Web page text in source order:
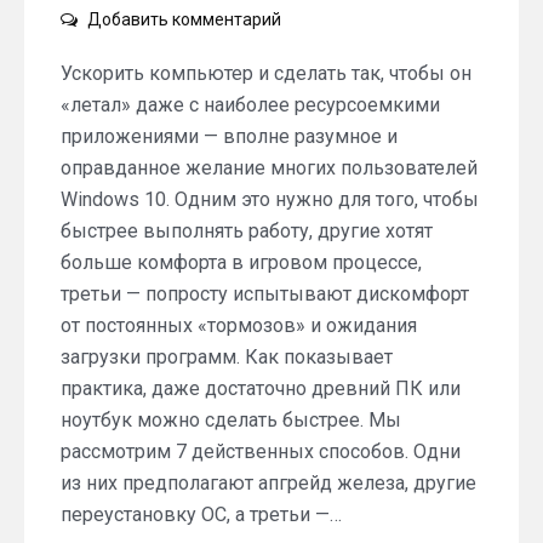
Добавить комментарий
способов
работу
компьютера
Ускорить компьютер и сделать так, чтобы он
«летал» даже с наиболее ресурсоемкими
приложениями — вполне разумное и
оправданное желание многих пользователей
Windows 10. Одним это нужно для того, чтобы
быстрее выполнять работу, другие хотят
больше комфорта в игровом процессе,
третьи — попросту испытывают дискомфорт
от постоянных «тормозов» и ожидания
загрузки программ. Как показывает
практика, даже достаточно древний ПК или
ноутбук можно сделать быстрее. Мы
рассмотрим 7 действенных способов. Одни
из них предполагают апгрейд железа, другие
переустановку ОС, а третьи —…